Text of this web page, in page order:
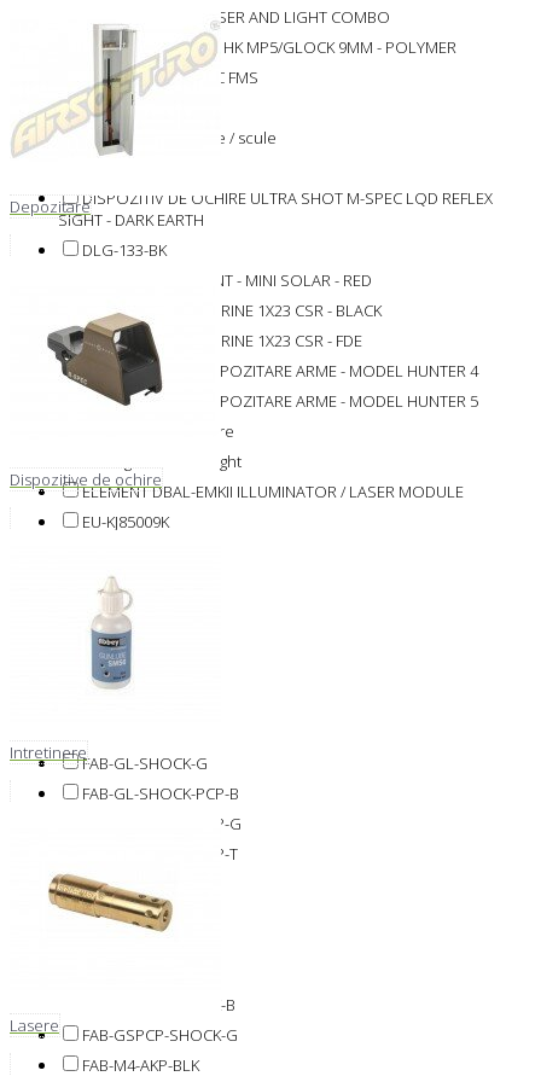
CHARGE GREEN LASER AND LIGHT COMBO
CLIP INCARCATOR - HK MP5/GLOCK 9MM - POLYMER
CORE SHOT A-SPEC FMS
Camere digitale
Chei pentru supape / scule
DISPOZITIV DE OCHIRE ULTRA SHOT M-SPEC LQD REFLEX
SIGHT - DARK EARTH
DLG-133-BK
DOT SIGHT ELEMENT - MINI SOLAR - RED
DOT SIGHT WOLVERINE 1X23 CSR - BLACK
DOT SIGHT WOLVERINE 1X23 CSR - FDE
DULAP METALIC DEPOZITARE ARME - MODEL HUNTER 4
DULAP METALIC DEPOZITARE ARME - MODEL HUNTER 5
Dispozitive de ochire
Dot Sight / Reflex Sight
ELEMENT DBAL-EMKII ILLUMINATOR / LASER MODULE
EU-KJ85009K
FAB-AGR47S-OLV
FAB-AGR47S-TAN
FAB-AK47-HG-BL
FAB-AK47-HG-DE
FAB-GL-SHOCK-G
FAB-GL-SHOCK-PCP-B
FAB-GL-SHOCK-PCP-G
FAB-GL-SHOCK-PCP-T
FAB-GL-SHOCK-T
FAB-GRADUS-AK-B
FAB-GSPCP-SHOCK-B
FAB-GSPCP-SHOCK-G
FAB-M4-AKP-BLK
Depozitare
Dispozitive de ochire
Intretinere
Lasere